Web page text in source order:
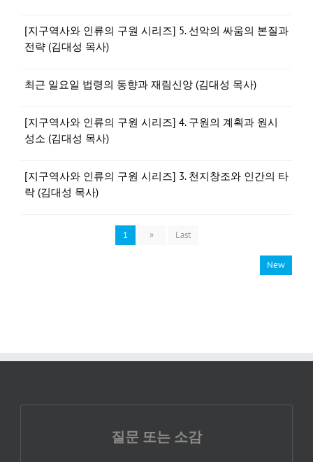
[지구역사와 인류의 구원 시리즈] 5. 선악의 싸움의 본질과
전략 (김대성 목사)
최근 일요일 법령의 동향과 재림신앙 (김대성 목사)
[지구역사와 인류의 구원 시리즈] 4. 구원의 계획과 원시
성소 (김대성 목사)
[지구역사와 인류의 구원 시리즈] 3. 천지창조와 인간의 타
락 (김대성 목사)
1 » Last
New
질문 또는 소감